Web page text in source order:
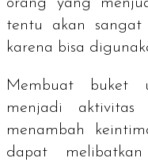
orang yang
tentu akan
karena bisa
Membuat buket
menjadi aktivitas
menambah
dapat